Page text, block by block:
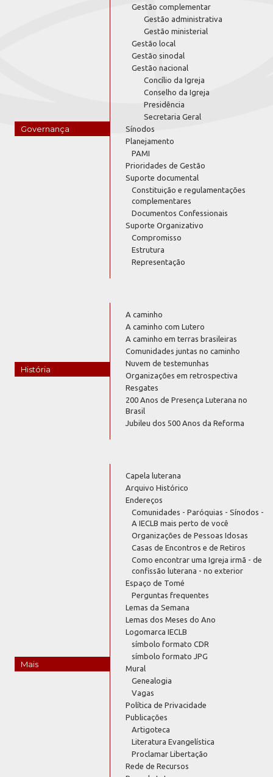
Governança
Gestão complementar
Gestão administrativa
Gestão ministerial
Gestão local
Gestão sinodal
Gestão nacional
Concílio da Igreja
Conselho da Igreja
Presidência
Secretaria Geral
Sínodos
Planejamento
PAMI
Prioridades de Gestão
Suporte documental
Constituição e regulamentações
complementares
Documentos Confessionais
Suporte Organizativo
Compromisso
Estrutura
Representação
História
A caminho
A caminho com Lutero
A caminho em terras brasileiras
Comunidades juntas no caminho
Nuvem de testemunhas
Organizações em retrospectiva
Resgates
200 Anos de Presença Luterana no
Brasil
Jubileu dos 500 Anos da Reforma
Mais
Capela luterana
Arquivo Histórico
Endereços
Comunidades - Paróquias - Sínodos -
A IECLB mais perto de você
Organizações de Pessoas Idosas
Casas de Encontros e de Retiros
Como encontrar uma Igreja irmã - de
confissão luterana - no exterior
Espaço de Tomé
Perguntas frequentes
Lemas da Semana
Lemas dos Meses do Ano
Logomarca IECLB
símbolo formato CDR
símbolo formato JPG
Mural
Genealogia
Vagas
Política de Privacidade
Publicações
Artigoteca
Literatura Evangelística
Proclamar Libertação
Rede de Recursos